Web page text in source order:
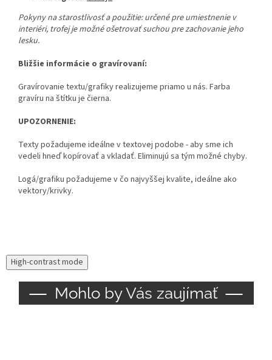
Pokyny na starostlivosť a použitie: určené pre umiestnenie v
interiéri, trofej je možné ošetrovať suchou pre zachovanie jeho
lesku.
Bližšie informácie o gravírovaní:
Gravírovanie textu/grafiky realizujeme priamo u nás. Farba
gravíru na štítku je čierna.
UPOZORNENIE:
Texty požadujeme ideálne v textovej podobe - aby sme ich
vedeli hneď kopírovať a vkladať. Eliminujú sa tým možné chyby.
Logá/grafiku požadujeme v čo najvyššej kvalite, ideálne ako
vektory/krivky.
High-contrast mode
Mohlo by Vás zaujímať